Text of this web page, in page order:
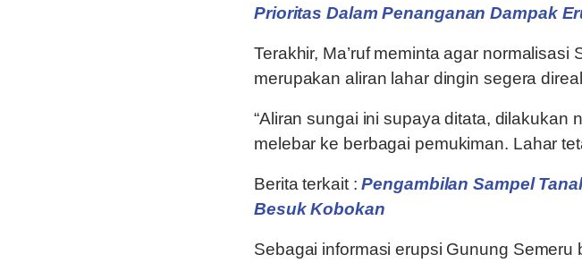
Prioritas Dalam Penanganan Dampak
Terakhir, Ma’ruf meminta agar
merupakan aliran lahar dingin segera
“Aliran sungai ini supaya ditata, dilakukan
melebar ke berbagai pemukiman. Lahar
Berita terkait :Pengambilan Sampel
Besuk Kobokan
Sebagai informasi erupsi Gunung